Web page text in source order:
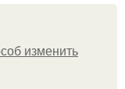
изменить